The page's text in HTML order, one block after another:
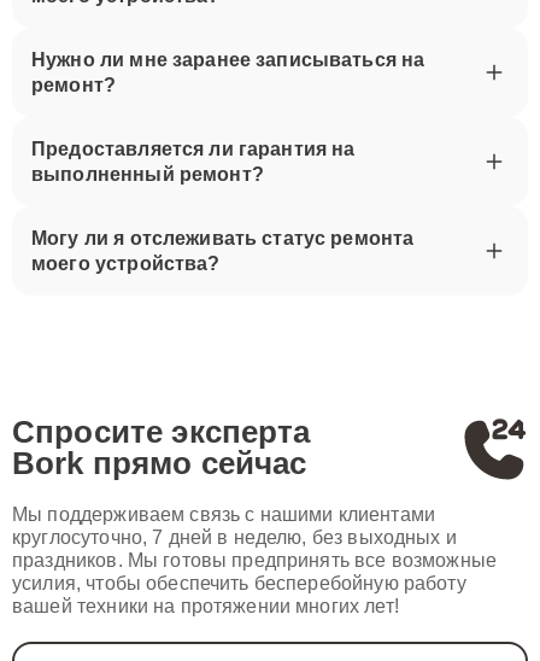
Нужно ли мне заранее записываться на
ремонт?
Предоставляется ли гарантия на
выполненный ремонт?
Могу ли я отслеживать статус ремонта
моего устройства?
Спросите эксперта
Bork прямо сейчас
Мы поддерживаем связь с нашими клиентами
круглосуточно, 7 дней в неделю, без выходных и
праздников. Мы готовы предпринять все возможные
усилия, чтобы обеспечить бесперебойную работу
вашей техники на протяжении многих лет!